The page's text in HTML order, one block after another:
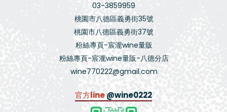
03-3859959
桃園市八德區義勇街35號
桃園市八德區義勇街37號
粉絲專頁-宸瀧wine量販
粉絲專頁-宸瀧wine量販-八德分店
wine770222@gmail.com
官方line@wine0222